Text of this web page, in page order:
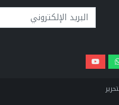
البريد الإلكتروني